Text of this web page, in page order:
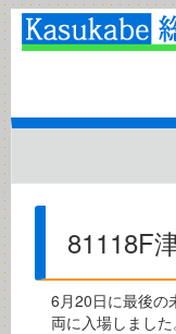
81118F
6月20日に最後の
両に入場しました